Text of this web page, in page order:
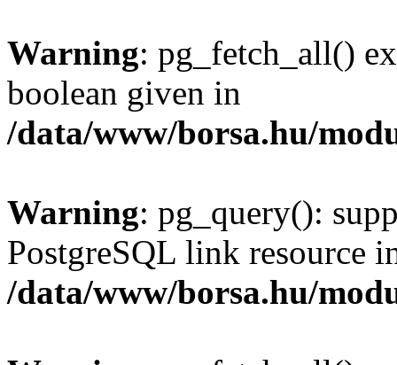
Warning: pg_fetch_all()
boolean given in
/data/www/borsa.hu/
Warning: pg_query():
PostgreSQL link resource
/data/www/borsa.hu/